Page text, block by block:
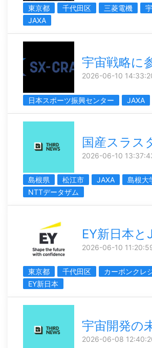
東京都 千代田区 三菱電機
JAXA
宇宙戦略に
2026-06-10
日本スポーツ振興センター JAXA
国産スラス
2026-06-10
島根県 松江市 JAXA
島根大
NTTデータザム
EY新日本と
2026-06-10
東京都 千代田区 カーボンクレ
EY新日本
宇宙開発の
2026-06-08